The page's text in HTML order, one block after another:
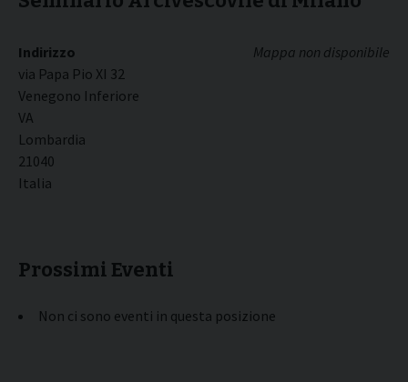
Mappa non disponibile
Indirizzo
via Papa Pio XI 32
Venegono Inferiore
VA
Lombardia
21040
Italia
Prossimi Eventi
Non ci sono eventi in questa posizione